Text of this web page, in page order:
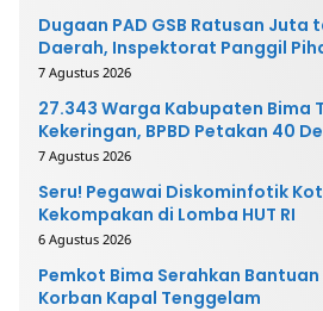
Dugaan PAD GSB Ratusan Juta
Daerah, Inspektorat Panggil
7 Agustus 2026
27.343 Warga Kabupaten Bima
Kekeringan, BPBD Petakan 40
7 Agustus 2026
Seru! Pegawai Diskominfotik
Kekompakan di Lomba HUT RI
6 Agustus 2026
Pemkot Bima Serahkan
Korban Kapal Tenggelam